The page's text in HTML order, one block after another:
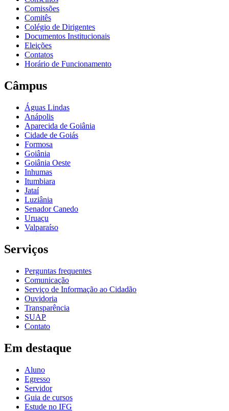
Comissões
Comitês
Colégio de Dirigentes
Documentos Institucionais
Eleições
Contatos
Horário de Funcionamento
Câmpus
Águas Lindas
Anápolis
Aparecida de Goiânia
Cidade de Goiás
Formosa
Goiânia
Goiânia Oeste
Inhumas
Itumbiara
Jataí
Luziânia
Senador Canedo
Uruaçu
Valparaíso
Serviços
Perguntas frequentes
Comunicação
Serviço de Informação ao Cidadão
Ouvidoria
Transparência
SUAP
Contato
Em destaque
Aluno
Egresso
Servidor
Guia de cursos
Estude no IFG